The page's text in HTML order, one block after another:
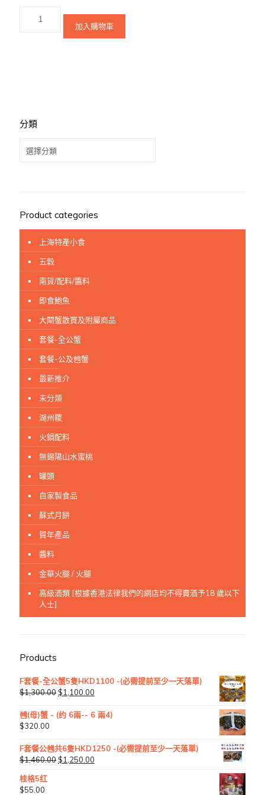
加入購物車
分類
類
Product categories
上海特產小食
五穀
南貨/配料/醬料
即食鮑魚
大閘蟹散買及附屬商品
套餐-全公蟹
套餐-公及乸蟹
最新推介
未分顃
湖州糭
火鍋配料
無錫陽山水蜜桃
罐頭
自家製食品
蘇式月餅
賀年產品
醬料
金華火腿 / 火腿
高級酒類 [根據香港法律我們的網店均不得賣酒予18 歲以下
人士]
Products
F套餐-全公蟹5隻HKD1100 -(必需提前至少一天落單)
$1,300.00$1,100.00
乸(母)蟹 - (约 6兩-- 6 兩4)
$320.00
F套餐公乸共6隻HKD1250 -(必需提前至少一天落單)
$1,460.00$1,250.00
桂格5红
$55.00